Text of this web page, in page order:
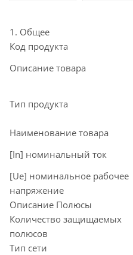
1. Общее
Код продукта
Описание товара
Тип продукта
Наименование товара
[In] номинальный ток
[Ue] номинальное рабочее
напряжение
Описание Полюсы
Количество защищаемых
полюсов
Тип сети